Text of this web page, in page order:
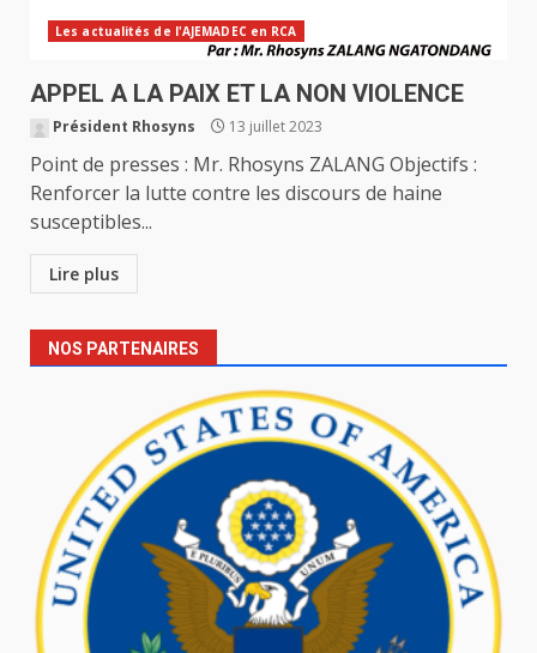
Les actualités de l'AJEMADEC en RCA
APPEL A LA PAIX ET LA NON VIOLENCE
Président Rhosyns 13 juillet 2023
Point de presses : Mr. Rhosyns ZALANG Objectifs :
Renforcer la lutte contre les discours de haine
susceptibles...
Lire plus
NOS PARTENAIRES